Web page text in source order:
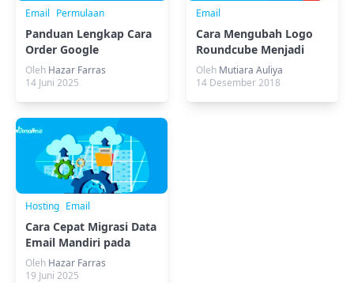
Email Permulaan
Panduan Lengkap Cara
Order Google
Workspace
Oleh Hazar Farras
14 Juni 2025
Email
Cara Mengubah Logo
Roundcube Menjadi
Logo Sendiri
Oleh Mutiara Auliya
14 Desember 2018
Hosting Email
Cara Cepat Migrasi Data
Email Mandiri pada
cPanel
Oleh Hazar Farras
19 Juni 2025